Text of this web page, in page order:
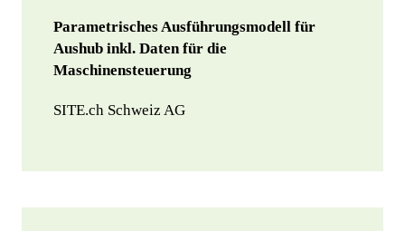
Parametrisches Ausführungsmodell für
Aushub inkl. Daten für die
Maschinensteuerung
SITE.ch Schweiz AG